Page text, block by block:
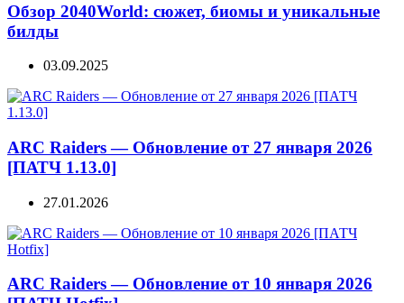
Обзор 2040World: сюжет, биомы и уникальные
билды
03.09.2025
ARC Raiders — Обновление от 27 января 2026
[ПАТЧ 1.13.0]
27.01.2026
ARC Raiders — Обновление от 10 января 2026